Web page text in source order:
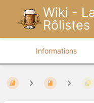
Wiki -
Rôlistes
Informations